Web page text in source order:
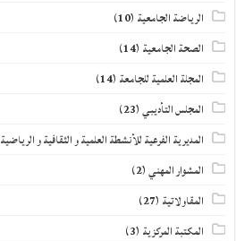
الرياضة الجامعية (10)
الصحة الجامعية (14)
المجلة العلمية للجامعة (14)
المجلس التأديبي(23)
المديرية الفرعية للأنشطة العلمية و الثقافية و الرياضية
المشوار المهني(2)
المقاولاتية (27)
المكتبة المركزية (3)